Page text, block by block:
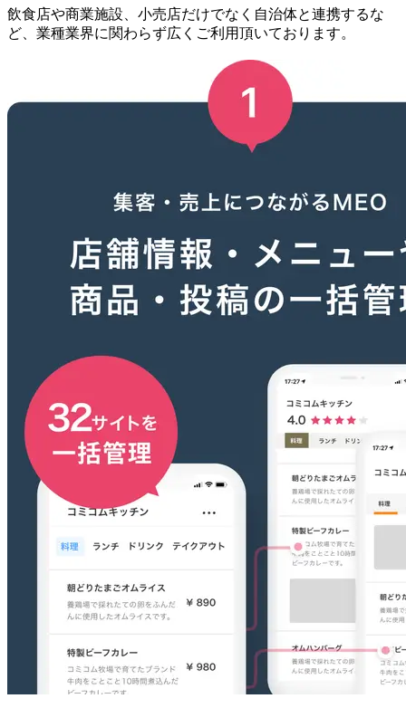
飲食店や商業施設、小売店だけでなく自治体と連携するな
ど、業種業界に関わらず広くご利用頂いております。